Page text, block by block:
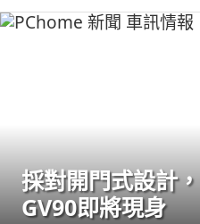
採對開門式設計
GV90即將現身